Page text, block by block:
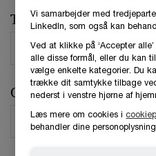
Telefonnummer
Organisation /
Vi samarbejder med
LinkedIn, som også kan
Ved at klikke på ‘Accepter
alle disse formål, eller du kan
vælge enkelte kategorier. Du
trække dit samtykke tilbage
nederst i venstre hjørne af
Læs mere om cookies i
behandler dine